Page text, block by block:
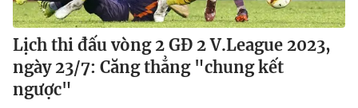
Lịch thi đấu vòng 2 GĐ 2 V.League 2023,
ngày 23/7: Căng thẳng "chung kết
ngược"